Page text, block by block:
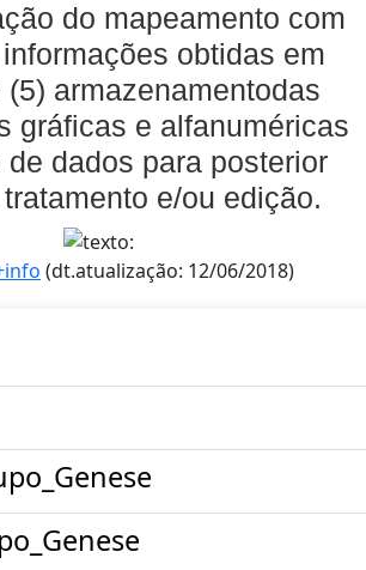
do mapeamento com
obtidas em
(5) armazenamentodas
gráficas e alfanuméricas
de dados para posterior
e/ou edição.
(dt.atualização: 12/06/2018)